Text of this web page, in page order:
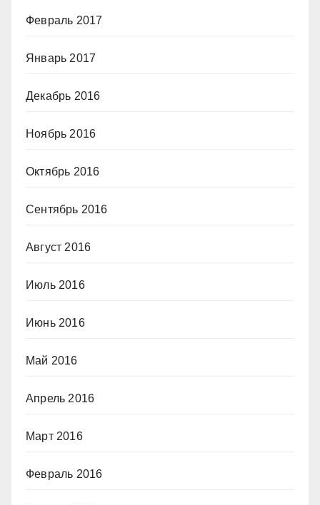
Февраль 2017
Январь 2017
Декабрь 2016
Ноябрь 2016
Октябрь 2016
Сентябрь 2016
Август 2016
Июль 2016
Июнь 2016
Май 2016
Апрель 2016
Март 2016
Февраль 2016